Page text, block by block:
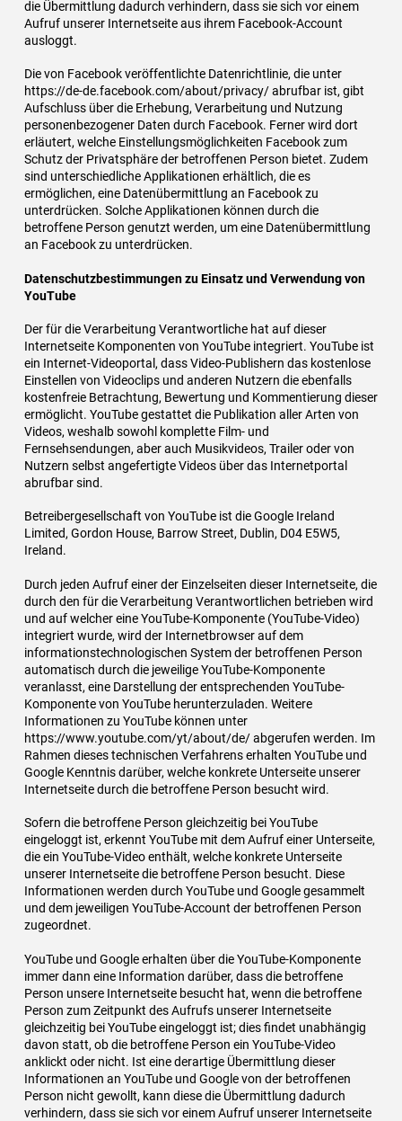
die Übermittlung dadurch verhindern, dass sie sich vor einem
Aufruf unserer Internetseite aus ihrem Facebook-Account
ausloggt.
Die von Facebook veröffentlichte Datenrichtlinie, die unter
https://de-de.facebook.com/about/privacy/ abrufbar ist, gibt
Aufschluss über die Erhebung, Verarbeitung und Nutzung
personenbezogener Daten durch Facebook. Ferner wird dort
erläutert, welche Einstellungsmöglichkeiten Facebook zum
Schutz der Privatsphäre der betroffenen Person bietet. Zudem
sind unterschiedliche Applikationen erhältlich, die es
ermöglichen, eine Datenübermittlung an Facebook zu
unterdrücken. Solche Applikationen können durch die
betroffene Person genutzt werden, um eine Datenübermittlung
an Facebook zu unterdrücken.
Datenschutzbestimmungen zu Einsatz und Verwendung von
YouTube
Der für die Verarbeitung Verantwortliche hat auf dieser
Internetseite Komponenten von YouTube integriert. YouTube ist
ein Internet-Videoportal, dass Video-Publishern das kostenlose
Einstellen von Videoclips und anderen Nutzern die ebenfalls
kostenfreie Betrachtung, Bewertung und Kommentierung dieser
ermöglicht. YouTube gestattet die Publikation aller Arten von
Videos, weshalb sowohl komplette Film- und
Fernsehsendungen, aber auch Musikvideos, Trailer oder von
Nutzern selbst angefertigte Videos über das Internetportal
abrufbar sind.
Betreibergesellschaft von YouTube ist die Google Ireland
Limited, Gordon House, Barrow Street, Dublin, D04 E5W5,
Ireland.
Durch jeden Aufruf einer der Einzelseiten dieser Internetseite, die
durch den für die Verarbeitung Verantwortlichen betrieben wird
und auf welcher eine YouTube-Komponente (YouTube-Video)
integriert wurde, wird der Internetbrowser auf dem
informationstechnologischen System der betroffenen Person
automatisch durch die jeweilige YouTube-Komponente
veranlasst, eine Darstellung der entsprechenden YouTube-
Komponente von YouTube herunterzuladen. Weitere
Informationen zu YouTube können unter
https://www.youtube.com/yt/about/de/ abgerufen werden. Im
Rahmen dieses technischen Verfahrens erhalten YouTube und
Google Kenntnis darüber, welche konkrete Unterseite unserer
Internetseite durch die betroffene Person besucht wird.
Sofern die betroffene Person gleichzeitig bei YouTube
eingeloggt ist, erkennt YouTube mit dem Aufruf einer Unterseite,
die ein YouTube-Video enthält, welche konkrete Unterseite
unserer Internetseite die betroffene Person besucht. Diese
Informationen werden durch YouTube und Google gesammelt
und dem jeweiligen YouTube-Account der betroffenen Person
zugeordnet.
YouTube und Google erhalten über die YouTube-Komponente
immer dann eine Information darüber, dass die betroffene
Person unsere Internetseite besucht hat, wenn die betroffene
Person zum Zeitpunkt des Aufrufs unserer Internetseite
gleichzeitig bei YouTube eingeloggt ist; dies findet unabhängig
davon statt, ob die betroffene Person ein YouTube-Video
anklickt oder nicht. Ist eine derartige Übermittlung dieser
Informationen an YouTube und Google von der betroffenen
Person nicht gewollt, kann diese die Übermittlung dadurch
verhindern, dass sie sich vor einem Aufruf unserer Internetseite